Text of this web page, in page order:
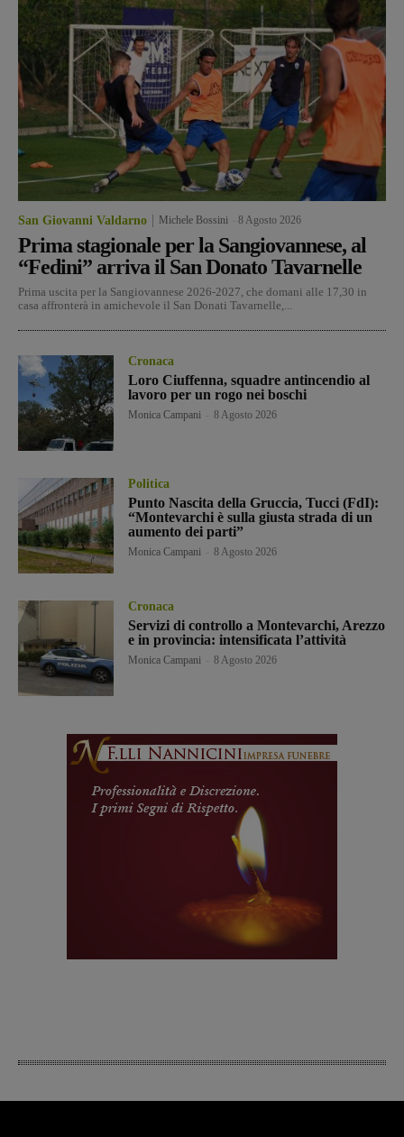
San Giovanni Valdarno Michele Bossini 8 Agosto 2026
Prima stagionale per la Sangiovannese, al
“Fedini” arriva il San Donato Tavarnelle
Prima uscita per la Sangiovannese 2026-2027, che domani alle 17,30 in
casa affronterà in amichevole il San Donati Tavarnelle,...
Cronaca
Loro Ciuffenna, squadre antincendio al
lavoro per un rogo nei boschi
Monica Campani 8 Agosto 2026
Politica
Punto Nascita della Gruccia, Tucci (FdI):
“Montevarchi è sulla giusta strada di un
aumento dei parti”
Monica Campani 8 Agosto 2026
Cronaca
Servizi di controllo a Montevarchi, Arezzo
e in provincia: intensificata l’attività
Monica Campani 8 Agosto 2026